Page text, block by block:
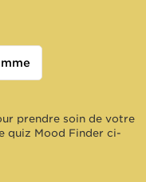
prendre soin de votre
quiz Mood Finder ci-